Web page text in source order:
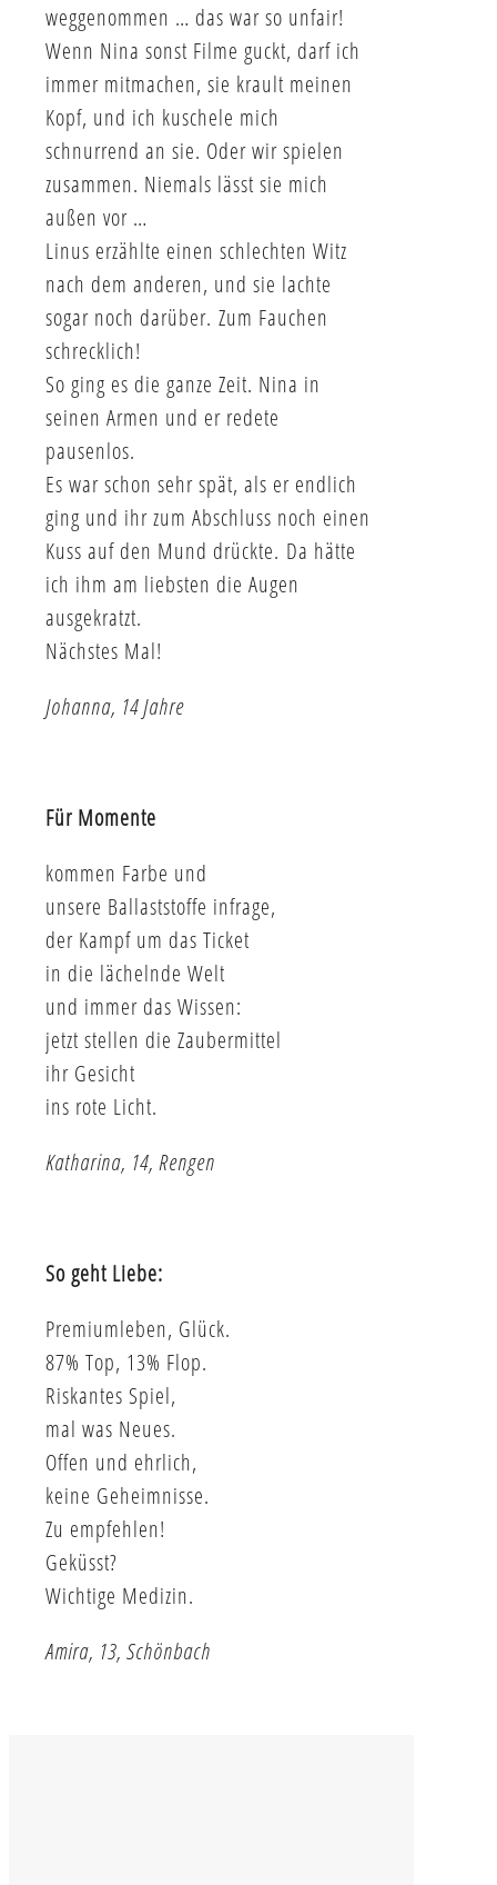
weggenommen … das war so unfair!
Wenn Nina sonst Filme guckt, darf ich
immer mitmachen, sie krault meinen
Kopf, und ich kuschele mich
schnurrend an sie. Oder wir spielen
zusammen. Niemals lässt sie mich
außen vor …
Linus erzählte einen schlechten Witz
nach dem anderen, und sie lachte
sogar noch darüber. Zum Fauchen
schrecklich!
So ging es die ganze Zeit. Nina in
seinen Armen und er redete
pausenlos.
Es war schon sehr spät, als er endlich
ging und ihr zum Abschluss noch einen
Kuss auf den Mund drückte. Da hätte
ich ihm am liebsten die Augen
ausgekratzt.
Nächstes Mal!
Johanna, 14 Jahre
Für Momente
kommen Farbe und
unsere Ballaststoffe infrage,
der Kampf um das Ticket
in die lächelnde Welt
und immer das Wissen:
jetzt stellen die Zaubermittel
ihr Gesicht
ins rote Licht.
Katharina, 14, Rengen
So geht Liebe:
Premiumleben, Glück.
87% Top, 13% Flop.
Riskantes Spiel,
mal was Neues.
Offen und ehrlich,
keine Geheimnisse.
Zu empfehlen!
Geküsst?
Wichtige Medizin.
Amira, 13, Schönbach